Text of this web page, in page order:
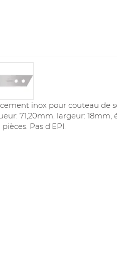
inox pour couteau de
71,20mm, largeur: 18mm,
Pas d'EPI.